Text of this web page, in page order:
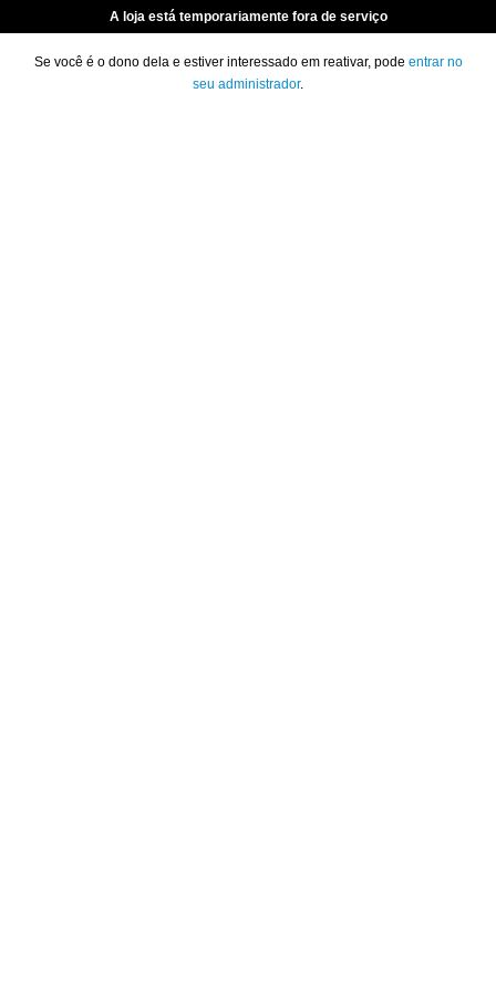
A loja está temporariamente fora de serviço
Se você é o dono dela e estiver interessado em reativar, pode entrar no
seu administrador.